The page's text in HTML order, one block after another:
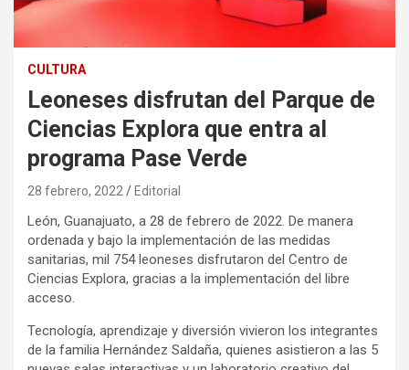
CULTURA
Leoneses disfrutan del Parque de
Ciencias Explora que entra al
programa Pase Verde
28 febrero, 2022 Editorial
León, Guanajuato, a 28 de febrero de 2022. De manera
ordenada y bajo la implementación de las medidas
sanitarias, mil 754 leoneses disfrutaron del Centro de
Ciencias Explora, gracias a la implementación del libre
acceso.
Tecnología, aprendizaje y diversión vivieron los integrantes
de la familia Hernández Saldaña, quienes asistieron a las 5